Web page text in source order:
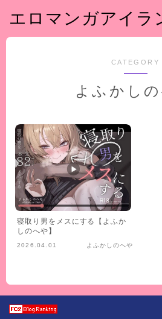
エロマンガアイラ
CATEGORY
よふかし
寝取り男をメスにする【よふか
しのへや】
2026.04.01 よふかしのへや